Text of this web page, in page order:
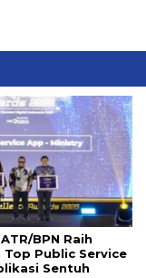
BPN Raih
Top Public Service
Sentuh